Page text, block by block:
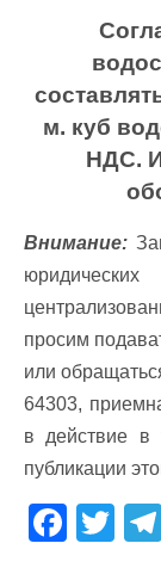
м. куб
НДС. И
Внимание:
просим
или
64303,
в действие в
публикации
F T